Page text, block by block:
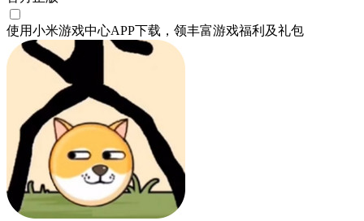
使用小米游戏中心APP下载 ，领丰富游戏福利 及礼包